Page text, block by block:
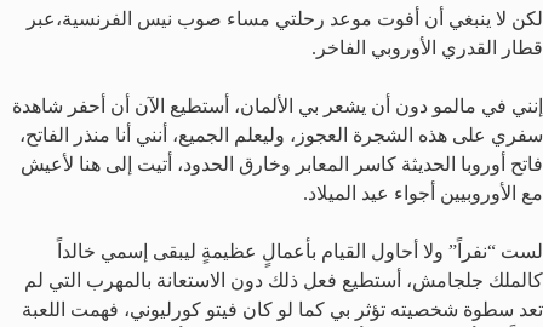
لكن لا ينبغي أن أفوت موعد رحلتي مساء صوب نيس الفرنسية،عبر
قطار القدري الأوروبي الفاخر.
إنني في مالمو دون أن يشعر بي الألمان، أستطيع الآن أن أحفر شاهدة
سفري على هذه الشجرة العجوز، وليعلم الجميع، أنني أنا منذر الفاتح،
فاتح أوروبا الحديثة كاسر المعابر وخارق الحدود، أتيت إلى هنا لأعيش
مع الأوروبيين أجواء عيد الميلاد.
لست “نفراً” ولا أحاول القيام بأعمالٍ عظيمةٍ ليبقى إسمي خالداً
كالملك جلجامش، أستطيع فعل ذلك دون الاستعانة بالمهرب التي لم
تعد سطوة شخصيته تؤثر بي كما لو كان فيتو كورليوني، فهمت اللعبة